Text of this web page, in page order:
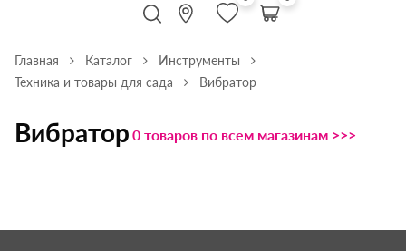
Главная Каталог
Инструменты
Техника и товары для сада
Вибратор
Вибратор 0 товаров по всем магазинам >>>